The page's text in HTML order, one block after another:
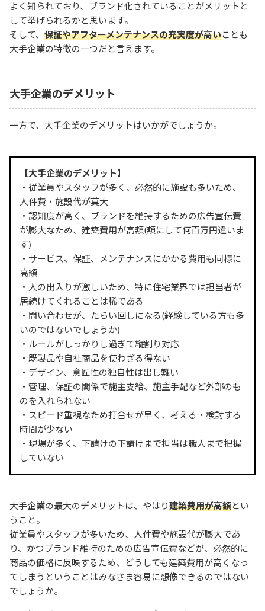
よく知られており、ブランド化されていることがメリットと
して挙げられるかと思います。
そして、 保証やアフターメンテナンスの充実度が高いことも
大手企業の特徴の一つだと言えます。
大手企業のデメリット
一方で、大手企業のデメリットはいかがでしょうか。
【大手企業のデメリット】
・従業員やスタッフが多く、必然的に施設も多いため、
人件費・施設代が莫大
・認知度が高く、ブランドを維持するための広告宣伝費
が膨大なため、建築費用が高額(額にして何百万円違いま
す)
・サービス、保証、メンテナンスにかかる費用も同様に
高額
・人の出入りが激しいため、特に住宅業界では担当者が
居続けてくれることは稀である
・問い合わせが、たらい回しになる(経験している方も多
いのではないでしょうか)
・ルールがしっかりし過ぎて縦割り対応
・既製品や自社商品を使わざる得ない
・デザイン、意匠性の独自性は出し難い
・管理、保証の関係で施主支給、施主手配など外部のも
のを入れられない
・スピード重視なため打合せが早く、考える・検討する
時間が少ない
・現場が多く、下請けの下請けまで担当は職人まで把握
していない
大手企業の最大のデメリットは、やはり建築費用が高額とい
うこと。
従業員やスタッフが多いため、人件費や施設代が膨大であ
り、かつブランド維持のための広告宣伝費などが、必然的に
商品の価格に反映するため、どうしても建築費用が高くなっ
てしまうということはみなさま容易に想像できるのではない
でしょうか。